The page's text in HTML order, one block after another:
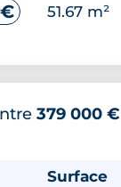
51.67 m²
379 000 €
Surface